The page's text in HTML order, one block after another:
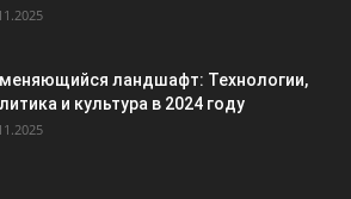
ландшафт: Технологии,
и культура в 2024 году